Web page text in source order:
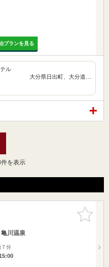
プランを見る
イン系列ホテル
町、大分道…
を表示
お気に入
りに追加
川温泉
７分